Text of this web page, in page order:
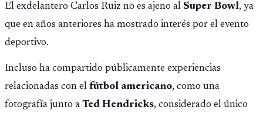
El exdelantero Carlos Ruiz no es ajeno al Super Bowl, ya
que en años anteriores ha mostrado interés por el evento
deportivo.
Incluso ha compartido públicamente experiencias
relacionadas con el fútbol americano, como una
fotografía junto a Ted Hendricks, considerado el único